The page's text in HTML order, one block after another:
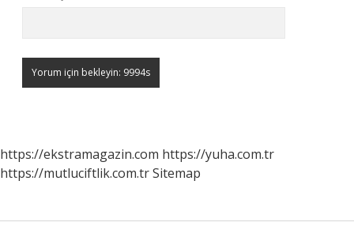
https://ekstramagazin.com https://yuha.com.tr
https://mutluciftlik.com.trSitemap